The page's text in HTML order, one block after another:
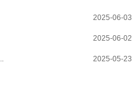
2026-07-10
2026-07-09
2026-07-07
2025-06-03
2025-06-02
2025-05-23